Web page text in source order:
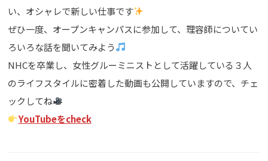
い、オシャレで新しい仕事です
ぜひ一度、オープンキャンパスに参加して、理容師についてい
ろいろな話を聞いてみよう
NHCを卒業し、女性グルーミニストとして活躍している３人
のライフスタイルに密着した動画も公開していますので、チェ
ックしてね
YouTubeをcheck